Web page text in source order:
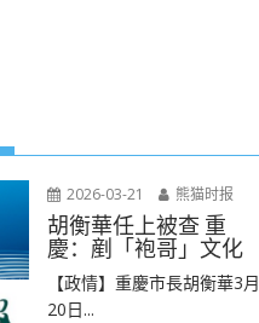
2026-03-21 熊猫时报
胡衡華任上被查 重
慶：剷「袍哥」文化
【政情】重慶市長胡衡華3月
20日...